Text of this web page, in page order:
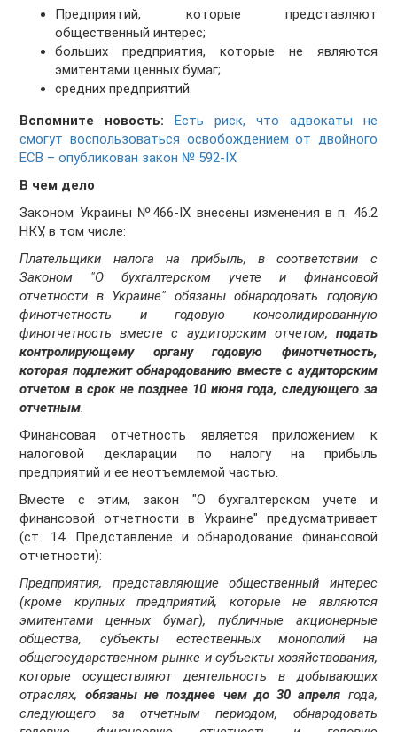
Предприятий, которые представляют
общественный интерес;
больших предприятия, которые не являются
эмитентами ценных бумаг;
средних предприятий.
Вспомните новость:
Есть риск, что адвокаты не
смогут воспользоваться освобождением от двойного
ЕСВ – опубликован закон № 592-IX
В чем дело
Законом Украины №466-IX внесены изменения в п. 46.2
НКУ, в том числе:
Плательщики налога на прибыль, в соответствии с
Законом "О бухгалтерском учете и финансовой
отчетности в Украине" обязаны обнародовать годовую
финотчетность и годовую консолидированную
финотчетность вместе с аудиторским отчетом, подать
контролирующему органу годовую финотчетность,
которая подлежит обнародованию вместе с аудиторским
отчетом в срок не позднее 10 июня года, следующего за
отчетным.
Финансовая отчетность является приложением к
налоговой декларации по налогу на прибыль
предприятий и ее неотъемлемой частью.
Вместе с этим, закон "О бухгалтерском учете и
финансовой отчетности в Украине" предусматривает
(ст. 14. Представление и обнародование финансовой
отчетности):
Предприятия, представляющие общественный интерес
(кроме крупных предприятий, которые не являются
эмитентами ценных бумаг), публичные акционерные
общества, субъекты естественных монополий на
общегосударственном рынке и субъекты хозяйствования,
которые осуществляют деятельность в добывающих
отраслях, обязаны не позднее чем до 30 апреля года,
следующего за отчетным периодом, обнародовать